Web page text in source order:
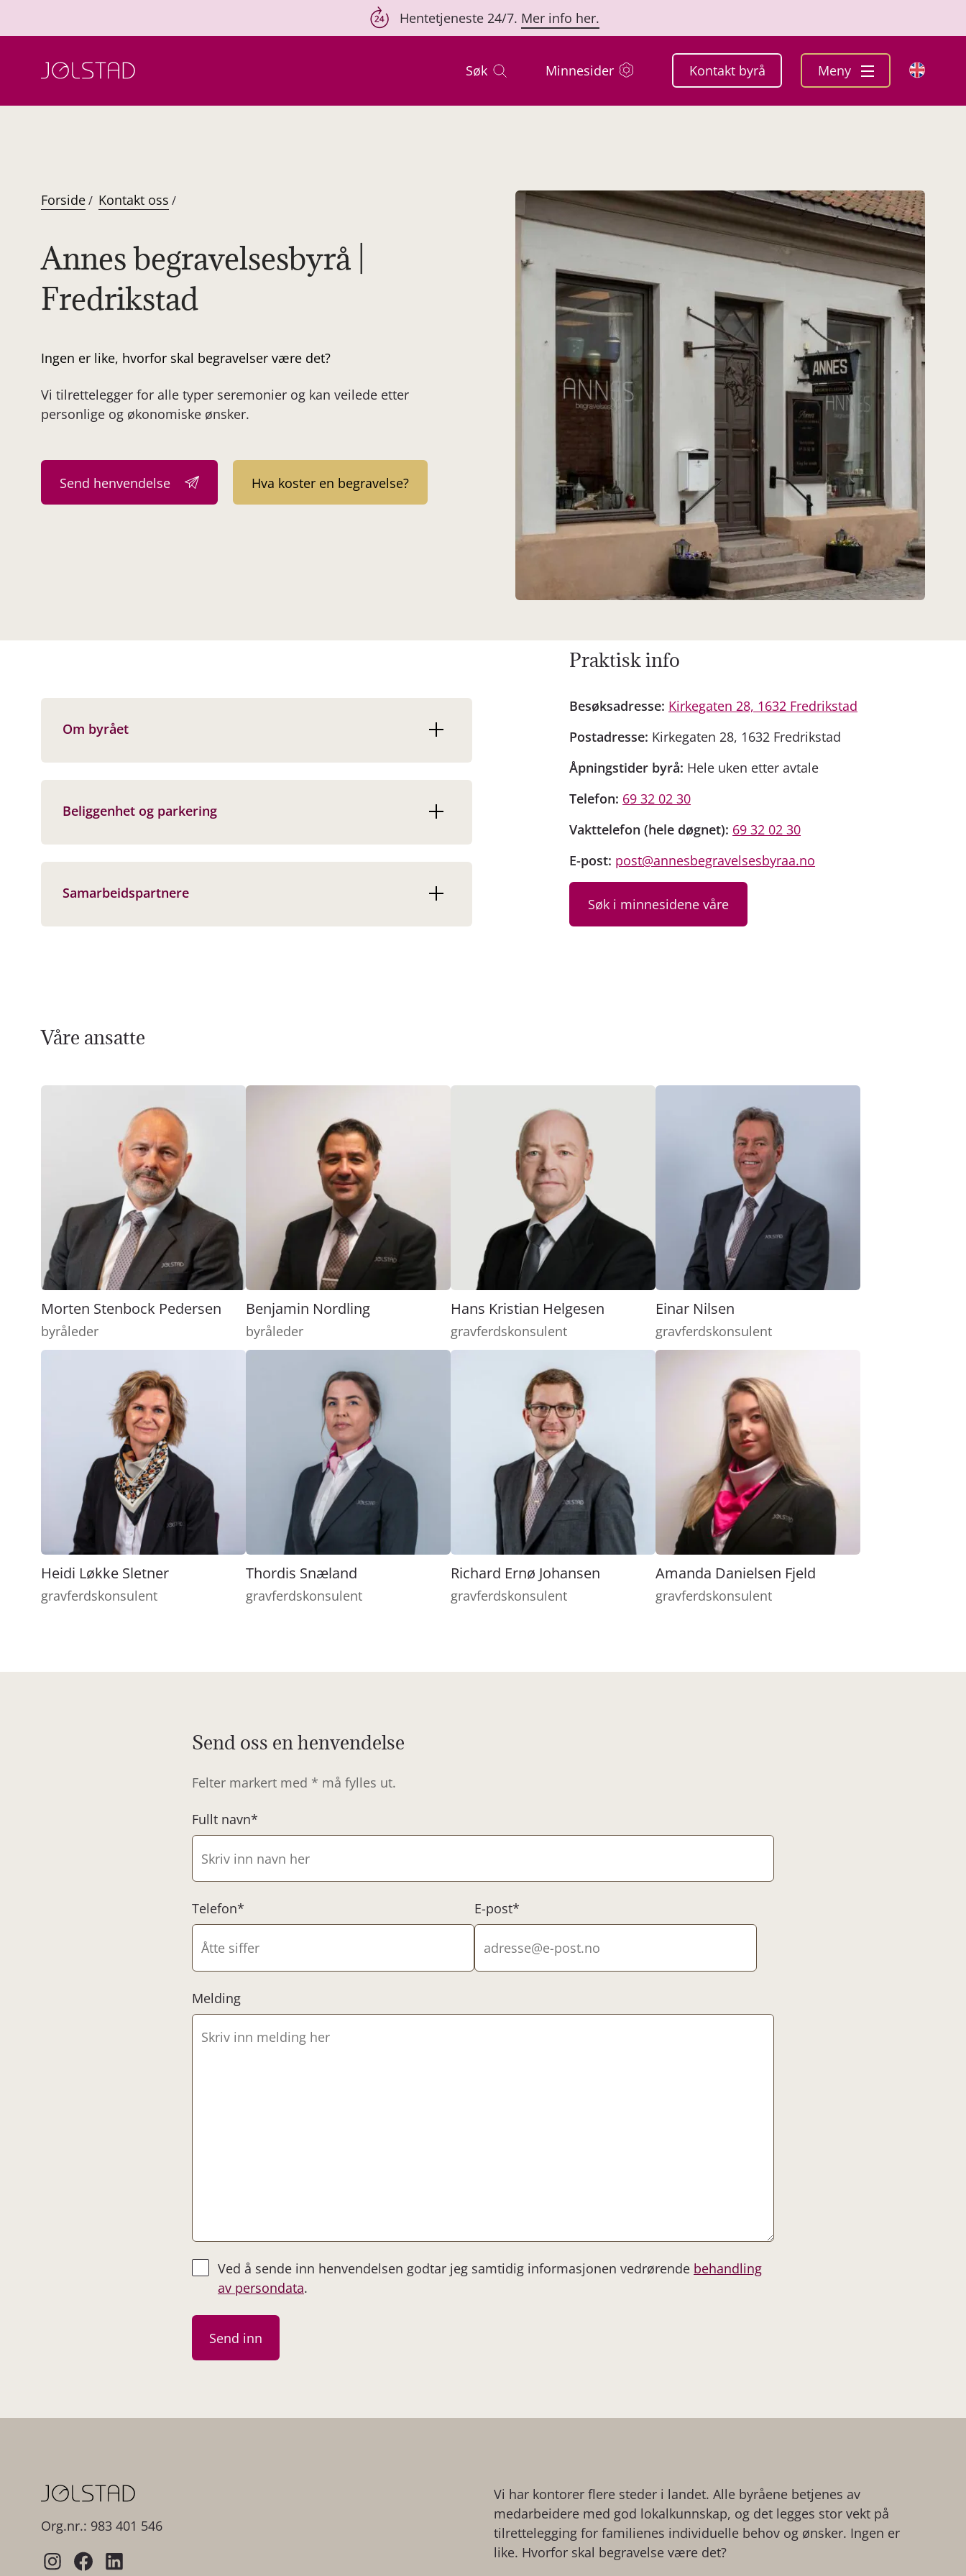
Hentetjeneste 24/7. Mer info her.
Søk Minnesider Kontakt byrå Meny
Forside/ Kontakt oss /
Annes begravelsesbyrå |
Fredrikstad
Ingen er like, hvorfor skal begravelser være det?
Vi tilrettelegger for alle typer seremonier og kan veilede etter
personlige og økonomiske ønsker.
Send henvendelse Hva koster en begravelse?
Om byrået
Beliggenhet og parkering
Samarbeidspartnere
Praktisk info
Besøksadresse: Kirkegaten 28, 1632 Fredrikstad
Postadresse: Kirkegaten 28, 1632 Fredrikstad
Åpningstider byrå: Hele uken etter avtale
Telefon: 69 32 02 30
Vakttelefon (hele døgnet): 69 32 02 30
E-post: post@annesbegravelsesbyraa.no
Søk i minnesidene våre
Våre ansatte
Morten Stenbock Pedersen
byråleder
Benjamin Nordling
byråleder
Hans Kristian Helgesen
gravferdskonsulent
Einar Nilsen
gravferdskonsulent
Heidi Løkke Sletner
gravferdskonsulent
Thordis Snæland
gravferdskonsulent
Richard Ernø Johansen
gravferdskonsulent
Amanda Danielsen Fjeld
gravferdskonsulent
Send oss en henvendelse
Felter markert med * må fylles ut.
Fullt navn*
Telefon* E-post*
Melding
Ved å sende inn henvendelsen godtar jeg samtidig informasjonen vedrørende behandling
av persondata.
Org.nr.: 983 401 546
Vi har kontorer flere steder i landet. Alle byråene betjenes av
medarbeidere med god lokalkunnskap, og det legges stor vekt på
tilrettelegging for familienes individuelle behov og ønsker. Ingen er
like. Hvorfor skal begravelse være det?